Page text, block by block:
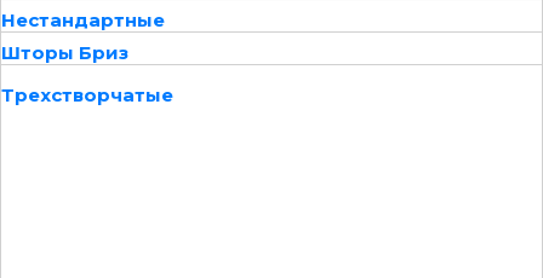
Нестандартные
Шторы Бриз
Трехстворчатые